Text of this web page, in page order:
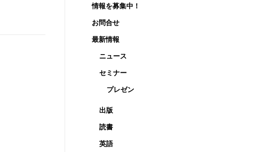
情報を募集中！
お問合せ
最新情報
ニュース
セミナー
プレゼン
出版
読書
英語